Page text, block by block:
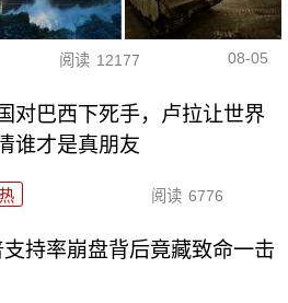
阅读 12177 08-05
对巴西下死手，卢拉让世界
谁才是真朋友
阅读 6776
持率崩盘背后竟藏致命一击